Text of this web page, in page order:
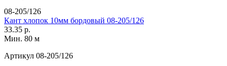
08-205/126
Кант хлопок 10мм бордовый 08-205/126
33.35 р.
Мин. 80 м
Артикул 08-205/126